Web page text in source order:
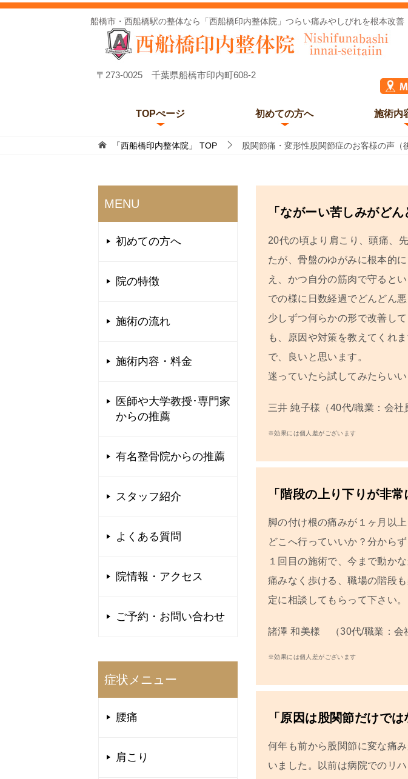
船橋市・西船橋駅の整体なら「西船橋印内整体院」つらい痛みやしびれを根本改善
〒273-0025 千葉県船橋市印内町608-2
TOPぺージ 初めての方へ 施術内
「西船橋印内整体院」 TOP 股関節痛・変形性股関節症のお客様の声（
「ながーい苦しみがど
20代の頃より肩こり、頭痛、
たが、骨盤のゆがみに根本的
え、かつ自分の筋肉で守ると
での様に日数経過でどんどん
少しずつ何らかの形で改善して
も、原因や対策を教えてくれ
で、良いと思います。
迷っていたら試してみたらいい
三井 純子様（40代/職業：会社
※効果には個人差がございます
「階段の上り下りが非常
脚の付け根の痛みが１ヶ月以
どこへ行っていいか？分から
１回目の施術で、今まで動か
痛みなく歩ける、職場の階段
定に相談してもらって下さい。
諸澤 和美様 （30代/職業：会
※効果には個人差がございます
「原因は股関節だけでは
何年も前から股関節に変な痛み
いました。以前は病院でのリ
MENU
初めての方へ
院の特徴
施術の流れ
施術内容・料金
医師や大学教授･専門家
からの推薦
有名整骨院からの推薦
スタッフ紹介
よくある質問
院情報・アクセス
ご予約・お問い合わせ
症状メニュー
腰痛
肩こり